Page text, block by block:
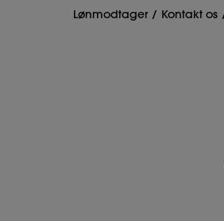
Lønmodtager Kontakt os